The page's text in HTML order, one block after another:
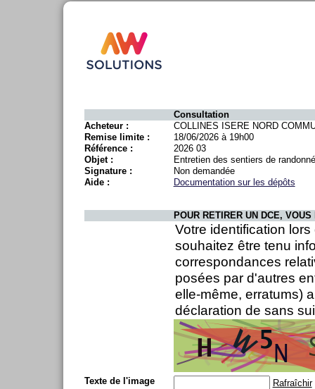
Consultation
Acheteur :
COLLINES ISERE NORD
Remise limite :
18/06/2026 à 19h00
Référence :
2026 03
Objet :
Entretien des sentiers de
Signature :
Non demandée
Aide :
Documentation sur les dépôts
POUR RETIRER UN DCE,
Votre identification
souhaitez être tenu
correspondances
posées par d'autres
elle-même, erratums)
déclaration de sans
Texte de l'image Rafraîchir